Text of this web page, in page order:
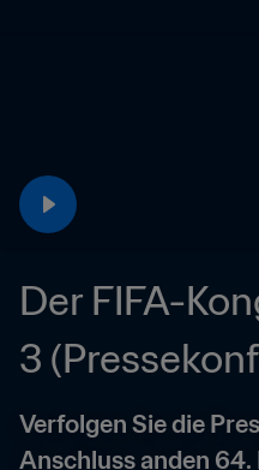
Der FIFA-
3
Verfolgen Sie die
Anschluss anden 64.